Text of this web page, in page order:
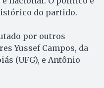
do partido.
por outros
Yussef Campos, da
(UFG), e Antônio